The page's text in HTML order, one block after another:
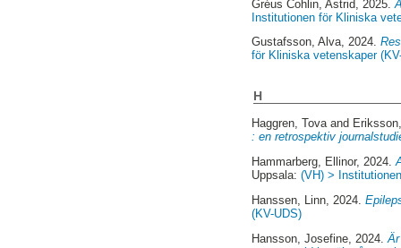
Gréus Cohlin, Astrid , 2025.
Institutionen för Kliniska
Gustafsson, Alva, 2024.
för Kliniska vetenskaper
H
Haggren, Tovaand
: en retrospektiv
Hammarberg, Ellinor, 2024.
Uppsala:(VH) >
Hanssen, Linn, 2024.
(KV-UDS)
Hansson, Josefine , 2024.